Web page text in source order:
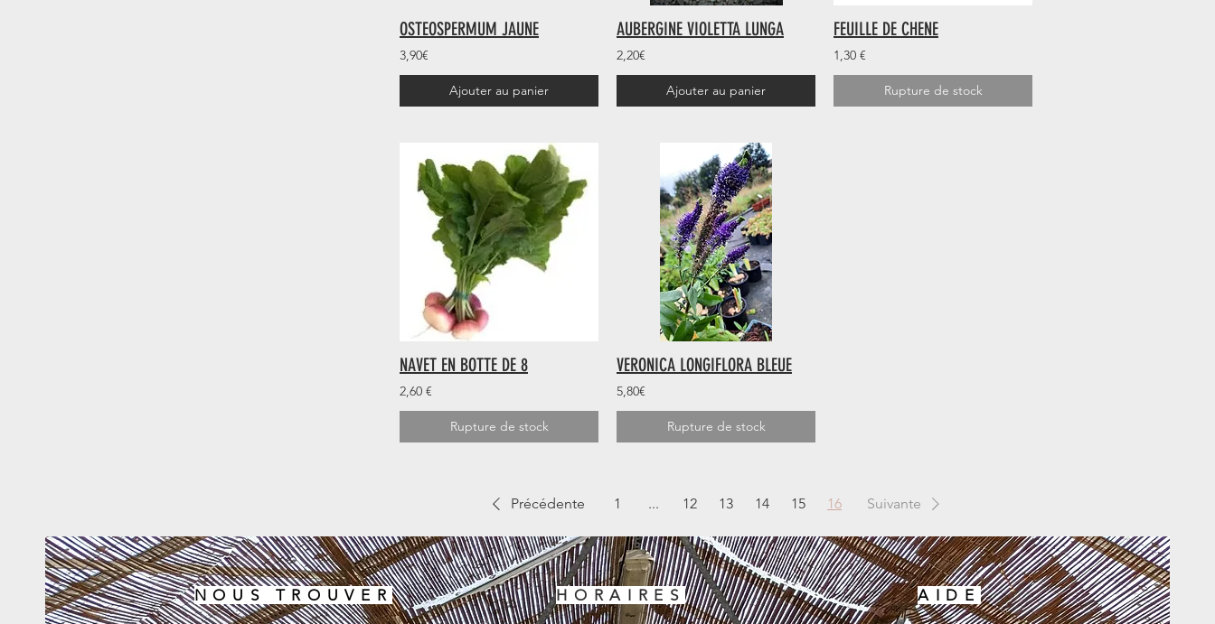
OSTEOSPERMUM JAUNE
3,90€
Ajouter au panier
AUBERGINE VIOLETTA LUNGA
2,20€
Ajouter au panier
FEUILLE DE CHENE
1,30 €
Rupture de stock
NAVET EN BOTTE DE 8
2,60 €
Rupture de stock
VERONICA LONGIFLORA BLEUE
5,80€
Rupture de stock
Précédente 1 ... 12 13 14 15 16 Suivante
NOUS TROUVER HORAIRES AIDE